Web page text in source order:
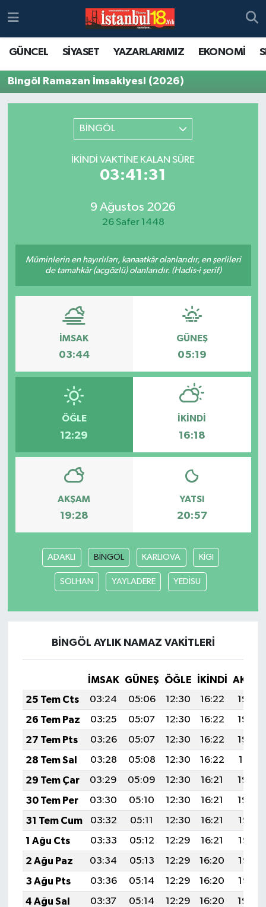
GÜNCEL SİYASET YAZARLARIMIZ EKONOMİ
Bingöl Ramazan İmsakiyesi (2026)
BİNGÖL
İKINDI VAKTINE KALAN SÜRE
03:41:31
9 Ağustos 2026
26 Safer 1448
Müminlerin en hayırlıları, kanaatkâr olanlarıdır, en şerlileri
de tamahkâr (açgözlü) olanlarıdır. (Hadis-i şerif)
İMSAK
03:44
GÜNEŞ
05:19
ÖĞLE
12:29
İKINDI
16:18
AKŞAM
19:28
YATSI
20:57
ADAKLI BİNGÖL KARLIOVA KİGI
SOLHAN YAYLADERE YEDİSU
BİNGÖL AYLIK NAMAZ VAKITLERI
İMSAK GÜNEŞ ÖĞLE İKINDI
25 Tem Cts
03:24 05:06 12:30 16:22
19:43
26 Tem Paz
03:25 05:07 12:30 16:22
19:43
27 Tem Pts
03:26 05:07 12:30 16:22
19:42
28 Tem Sal
03:28 05:08 12:30 16:22
19:41
29 Tem Çar
03:29 05:09 12:30 16:21
19:40
30 Tem Per
03:30 05:10 12:30 16:21
19:39
31 Tem Cum
03:32 05:11 12:30 16:21
19:38
1 Ağu Cts
03:33 05:12 12:29 16:21
19:37
2 Ağu Paz
03:34 05:13 12:29 16:20
19:36
3 Ağu Pts
03:36 05:14 12:29 16:20
19:35
4 Ağu Sal
03:37 05:14 12:29 16:20
19:34